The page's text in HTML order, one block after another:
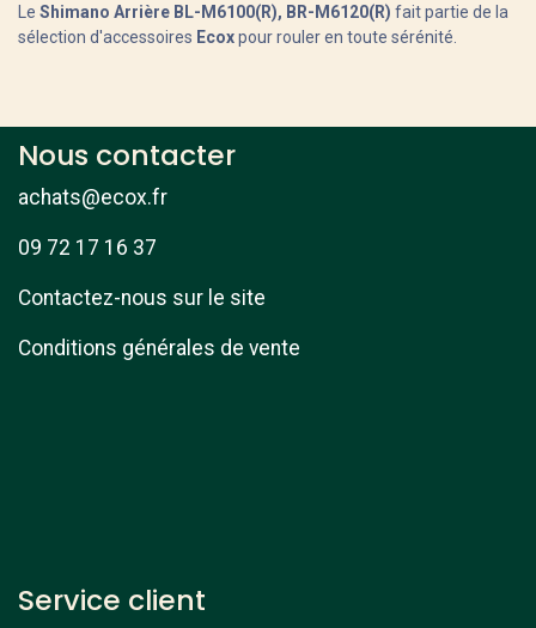
Le Shimano Arrière BL-M6100(R), BR-M6120(R) fait partie de la
sélection d'accessoires Ecoxpour rouler en toute sérénité.
Nous contacter
achats@ecox.fr
09 72 17 16 37
Contactez-nous sur le site
Conditions générales de vente
Service client